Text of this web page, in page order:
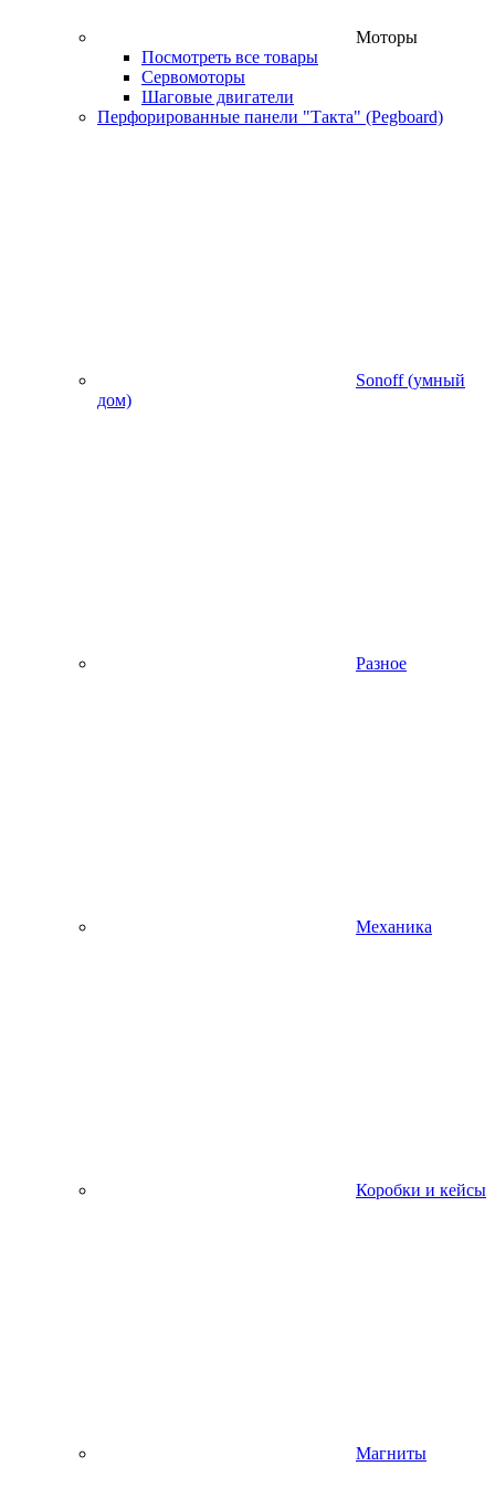
Моторы
Посмотреть все товары
Сервомоторы
Шаговые двигатели
Перфорированные панели "Такта" (Pegboard)
Sonoff (умный
дом)
Разное
Механика
Коробки и кейсы
Магниты